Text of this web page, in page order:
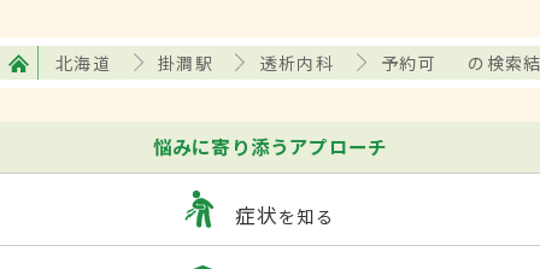
北海道 掛澗駅 透析内科 予約可 の検索
悩みに寄り添うアプローチ
症状を知る